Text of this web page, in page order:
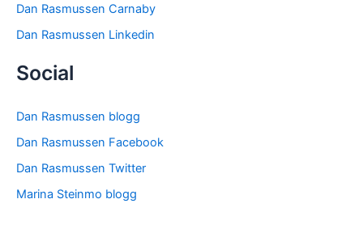
Dan Rasmussen Carnaby
Dan Rasmussen Linkedin
Social
Dan Rasmussen blogg
Dan Rasmussen Facebook
Dan Rasmussen Twitter
Marina Steinmo blogg